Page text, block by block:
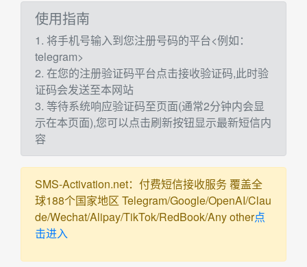
使用指南
1. 将手机号输入到您注册号码的平台<例如：
telegram>
2. 在您的注册验证码平台点击接收验证码,此时验
证码会发送至本网站
3. 等待系统响应验证码至页面(通常2分钟内会显
示在本页面),您可以点击刷新按钮显示最新短信内
容
SMS-Activation.net：付费短信接收服务 覆盖全
球188个国家地区 Telegram/Google/OpenAI/Clau
de/Wechat/Alipay/TikTok/RedBook/Any other点
击进入